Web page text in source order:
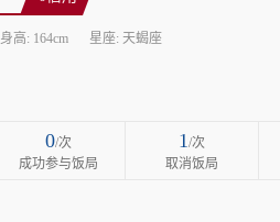
身高: 164cm 星座: 天蝎座
0/次
成功参与饭局
1/次
取消饭局